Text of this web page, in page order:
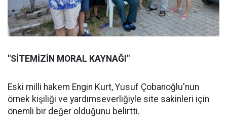
"SİTEMİZİN MORAL KAYNAĞI"
Eski milli hakem Engin Kurt, Yusuf Çobanoğlu'nun
örnek kişiliği ve yardımseverliğiyle site sakinleri için
önemli bir değer olduğunu belirtti.